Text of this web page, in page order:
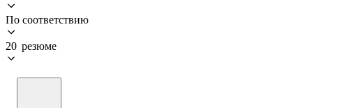
По соответствию
20 резюме